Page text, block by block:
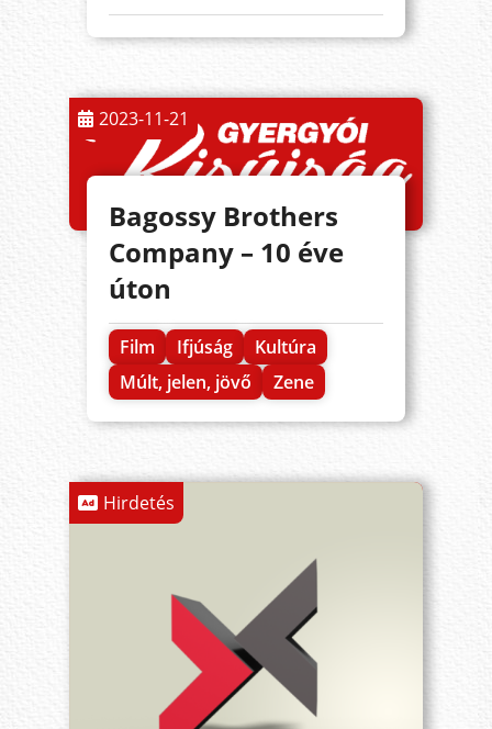
2023-11-21
Bagossy Brothers
Company – 10 éve
úton
Film Ifjúság
Kultúra
Múlt, jelen, jövő
Zene
Hirdetés